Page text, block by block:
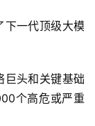
下一代顶级大模
头和关键基础
个高危或严重